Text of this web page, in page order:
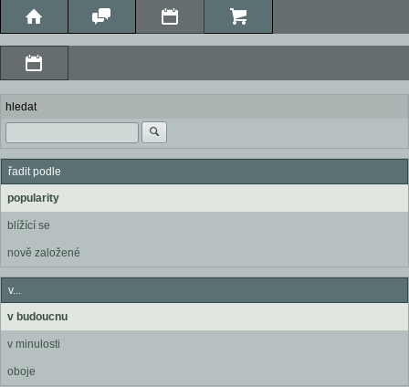
hledat
řadit podle
popularity
blížící se
nově založené
v...
v budoucnu
v minulosti
oboje